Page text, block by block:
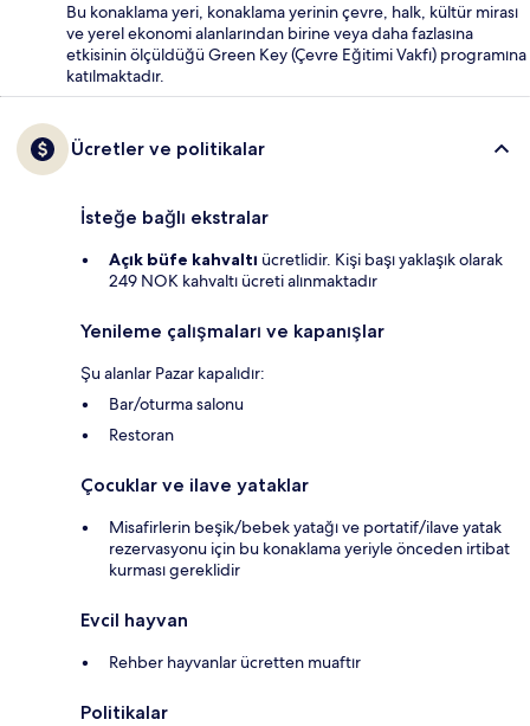
Bu konaklama yeri, konaklama yerinin çevre, halk, kültür mirası
ve yerel ekonomi alanlarından birine veya daha fazlasına
etkisinin ölçüldüğü Green Key (Çevre Eğitimi Vakfı) programına
katılmaktadır.
Ücretler ve politikalar
İsteğe bağlı ekstralar
Açık büfe kahvaltı ücretlidir. Kişi başı yaklaşık olarak
249 NOK kahvaltı ücreti alınmaktadır
Yenileme çalışmaları ve kapanışlar
Şu alanlar Pazar kapalıdır:
Bar/oturma salonu
Restoran
Çocuklar ve ilave yataklar
Misafirlerin beşik/bebek yatağı ve portatif/ilave yatak
rezervasyonu için bu konaklama yeriyle önceden irtibat
kurması gereklidir
Evcil hayvan
Rehber hayvanlar ücretten muaftır
Politikalar